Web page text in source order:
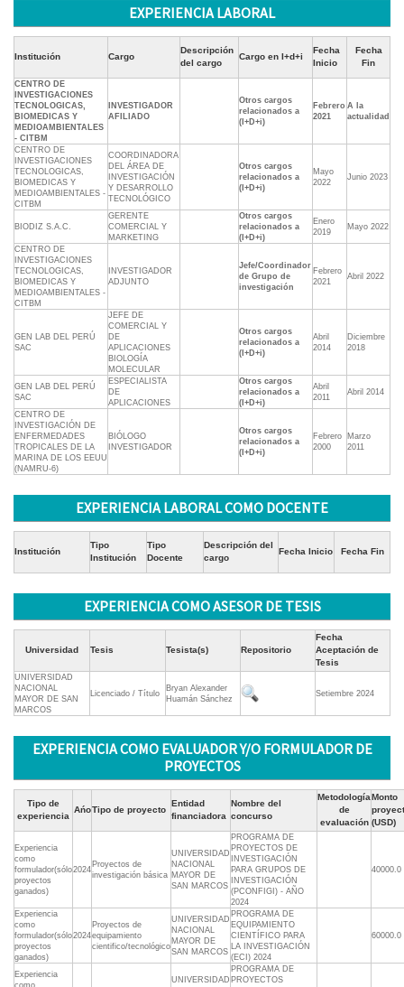
EXPERIENCIA LABORAL
Institución Cargo
Descripción
del cargo
Cargo en I+d+i
Fecha
Inicio
Fecha
Fin
CENTRO DE
INVESTIGACIONES
TECNOLOGICAS,
BIOMEDICAS Y
MEDIOAMBIENTALES
- CITBM
INVESTIGADOR
AFILIADO
Otros cargos
relacionados a
(I+D+i)
Febrero
2021
A la
actualidad
CENTRO DE
INVESTIGACIONES
TECNOLOGICAS,
BIOMEDICAS Y
MEDIOAMBIENTALES -
CITBM
COORDINADORA
DEL ÁREA DE
INVESTIGACIÓN
Y DESARROLLO
TECNOLÓGICO
Otros cargos
relacionados a
(I+D+i)
Mayo
2022
Junio 2023
BIODIZ S.A.C.
GERENTE
COMERCIAL Y
MARKETING
Otros cargos
relacionados a
(I+D+i)
Enero
2019
Mayo 2022
CENTRO DE
INVESTIGACIONES
TECNOLOGICAS,
BIOMEDICAS Y
MEDIOAMBIENTALES -
CITBM
INVESTIGADOR
ADJUNTO
Jefe/Coordinador
de Grupo de
investigación
Febrero
2021
Abril 2022
GEN LAB DEL PERÚ
SAC
JEFE DE
COMERCIAL Y
DE
APLICACIONES
BIOLOGÍA
MOLECULAR
Otros cargos
relacionados a
(I+D+i)
Abril
2014
Diciembre
2018
GEN LAB DEL PERÚ
SAC
ESPECIALISTA
DE
APLICACIONES
Otros cargos
relacionados a
(I+D+i)
Abril
2011
Abril 2014
CENTRO DE
INVESTIGACIÓN DE
ENFERMEDADES
TROPICALES DE LA
MARINA DE LOS EEUU
(NAMRU-6)
BIÓLOGO
INVESTIGADOR
Otros cargos
relacionados a
(I+D+i)
Febrero
2000
Marzo
2011
EXPERIENCIA LABORAL COMO DOCENTE
Institución
Tipo
Institución
Tipo
Docente
Descripción del
cargo
Fecha Inicio Fecha Fin
EXPERIENCIA COMO ASESOR DE TESIS
Universidad Tesis Tesista(s) Repositorio
Fecha
Aceptación de
Tesis
UNIVERSIDAD
NACIONAL
MAYOR DE SAN
MARCOS
Licenciado / Título
Bryan Alexander
Huamán Sánchez
Setiembre 2024
EXPERIENCIA COMO EVALUADOR Y/O FORMULADOR DE
PROYECTOS
Tipo de
experiencia
AńoTipo de proyecto
Entidad
financiadora
Nombre del
concurso
Metodología
de
evaluación
Monto
(USD)
Experiencia
como
formulador(sólo
proyectos
ganados)
2024
Proyectos de
investigación básica
UNIVERSIDAD
NACIONAL
MAYOR DE
SAN MARCOS
PROGRAMA DE
PROYECTOS DE
INVESTIGACIÓN
PARA GRUPOS DE
INVESTIGACIÓN
(PCONFIGI) - AÑO
2024
40000.0
Experiencia
como
formulador(sólo
proyectos
ganados)
2024
Proyectos de
equipamiento
cientifico/tecnológico
UNIVERSIDAD
NACIONAL
MAYOR DE
SAN MARCOS
PROGRAMA DE
EQUIPAMIENTO
CIENTÍFICO PARA
LA INVESTIGACIÓN
(ECI) 2024
60000.0
Experiencia
como
UNIVERSIDAD
PROGRAMA DE
PROYECTOS